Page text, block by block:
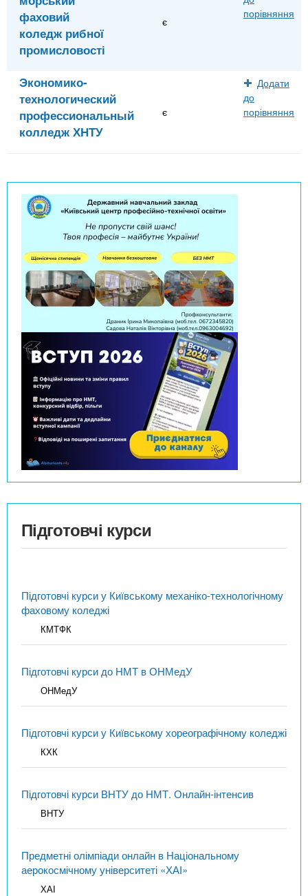
фаховий
коледж рибної
промисловості
є
порівняння
Экономико-
технологический
профессиональный
колледж ХНТУ
є
Додати
до
порівняння
Підготовчі курси
Підготовчі курси у Київському механіко-технологічному
фаховому коледжі
КМТФК
Підготовчі курси до НМТ в ОНМедУ
ОНМедУ
Підготовчі курси у Київському хореографічному коледжі
КХК
Підготовчі курси ВНТУ до НМТ. Онлайн-інтенсив
ВНТУ
Предметні олімпіади онлайн в Національному
аерокосмічному університеті «ХАІ»
ХАІ